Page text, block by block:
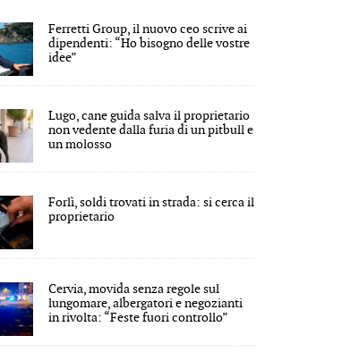
Ferretti Group, il nuovo ceo scrive ai
dipendenti: “Ho bisogno delle vostre
idee”
Lugo, cane guida salva il proprietario
non vedente dalla furia di un pitbull e
un molosso
Forlì, soldi trovati in strada: si cerca il
proprietario
Cervia, movida senza regole sul
lungomare, albergatori e negozianti
in rivolta: “Feste fuori controllo”